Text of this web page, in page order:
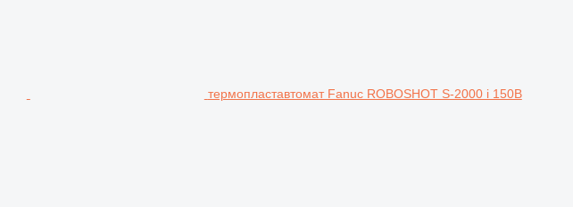
термопластавтомат Fanuc ROBOSHOT S-2000 i 150B